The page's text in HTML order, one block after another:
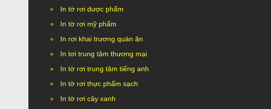
In tờ rơi dược phẩm
In tờ rơi mỹ phẩm
In rơi khai trương quán ăn
In tơi trung tâm thương mại
In tờ rơi trung tâm tiếng anh
In tờ rơi thực phẩm sạch
In tờ rơi cây xanh